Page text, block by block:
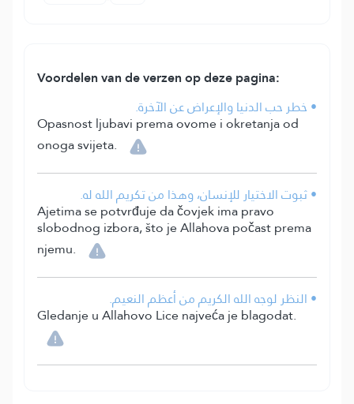
Voordelen van de verzen op deze pagina:
• خطر حب الدنيا والإعراض عن الآخرة.
Opasnost ljubavi prema ovome i okretanja od
onoga svijeta.
• ثبوت الاختيار للإنسان، وهذا من تكريم الله له.
Ajetima se potvrđuje da čovjek ima pravo
slobodnog izbora, što je Allahova počast prema
njemu.
• النظر لوجه الله الكريم من أعظم النعيم.
Gledanje u Allahovo Lice najveća je blagodat.